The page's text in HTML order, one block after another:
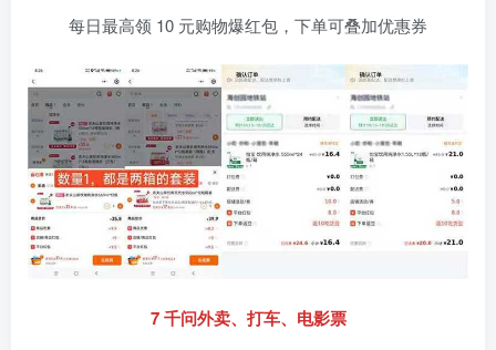
每日最高领 10 元购物爆红包，下单可叠加优惠券
7 千问外卖、打车、电影票